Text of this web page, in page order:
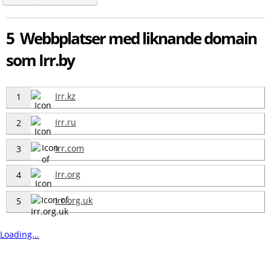
5 Webbplatser med liknande domain
som Irr.by
1 Irr.kz
2 Irr.ru
3 Irr.com
4 Irr.org
5 Irr.org.uk
Loading...